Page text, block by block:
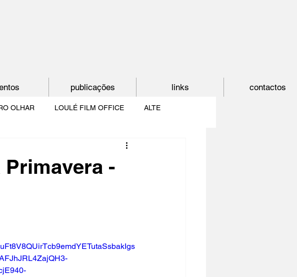
OLHAR LOULÉ FILM OFFICE ALTE
SHORTCUT
Primavera -
publicações links contactos